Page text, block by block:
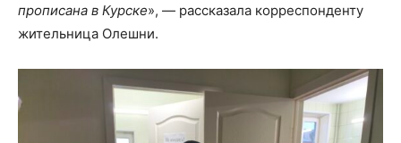
прописана в Курске», — рассказала корреспонденту
жительница Олешни.